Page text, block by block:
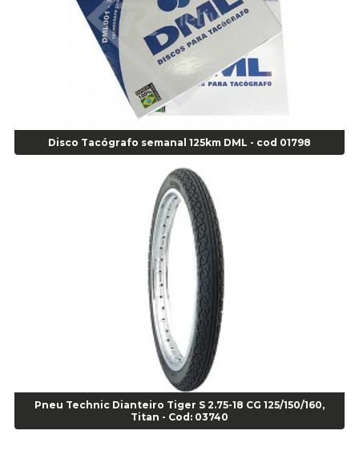
Alicate Bico Reto para Anéis Internos - Cod 00892
Alicate Bico Reto Tipo Telefone - Cod 02911
Alicate Bomba D Água - Cod 01326
Alicate Corte Diagonal - Cod 02138
Alicate Corte Frontal - Cod 02685
Alicate Corte Frontal - Cod 02685
Alicate de Corte Diagonal - cod 02138
Alicate de Pressão Corneta (Cód. 01780)
Alicate de Pressão Gedore - Cod 01856
Alicate para Abracadeira 3/16" x 1.3/16" 29840 - Gedore - Cod 02174
Alicate para Anéis Externos Bico Reto - Gedore A2 - Cod 00894
Alicate para Anéis Externos com Bico Curvo - Gedore A21 - Cod 00895
Alicate para Anéis Internos Bico Curvo - Gedore J21 - Cod 00893
Alicate para Anéis Tipo Trava Câmbio 8134 Gedore - Cod 02008
Alicate para Balanceamento - Cod 03078
Alicate para trava de cambio 398 11" - Corneta - Cod 03113
Alicate Universal 8" Gedore - Cod 00133
Anel Centralizador Fiat 4 pçs - Amarelo - Cod 00517
Disco Tacógrafo semanal 125km DML - cod 01798
Pneu Technic Dianteiro Tiger S 2.75-18 CG 125/150/160,
Titan - Cod: 03740